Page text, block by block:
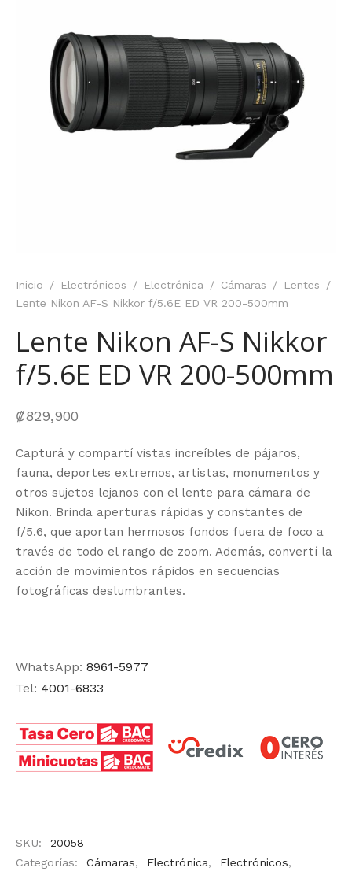
Inicio / Electrónicos / Electrónica / Cámaras / Lentes
/
Lente Nikon AF-S Nikkor f/5.6E ED VR 200-500mm
Lente Nikon AF-S Nikkor
f/5.6E ED VR 200-500mm
₡829,900
Capturá y compartí vistas increíbles de pájaros,
fauna, deportes extremos, artistas, monumentos y
otros sujetos lejanos con el lente para cámara de
Nikon. Brinda aperturas rápidas y constantes de
f/5.6, que aportan hermosos fondos fuera de foco a
través de todo el rango de zoom. Además, convertí la
acción de movimientos rápidos en secuencias
fotográficas deslumbrantes.
WhatsApp: 8961-5977
Tel: 4001-6833
SKU:
20058
Categorías:
Cámaras, Electrónica, Electrónicos,